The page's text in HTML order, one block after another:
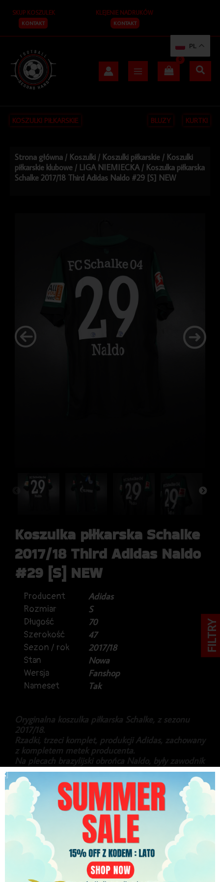
treści
SKUP KOSZULEK
KONTAKT
KLEJENIE NADRUKÓW
KONTAKT
KOSZULKI PIŁKARSKIE BLUZY KURTKI
Strona główna / Koszulki / Koszulki piłkarskie / Koszulki
piłkarskie klubowe / LIGA NIEMIECKA / Koszulka piłkarska
Schalke 2017/18 Third Adidas Naldo #29 [S] NEW
Koszulka piłkarska Schalke
2017/18 Third Adidas Naldo
#29 [S] NEW
Producent
Adidas
Rozmiar
S
Długość
70
Szerokość
47
Sezon / rok
2017/18
Stan
Nowa
Wersja
Fanshop
Nameset
Tak
Oryginalna koszulka piłkarska Schalke, z sezonu
2017/18.
Rzadki, trzeci komplet, produkcji Adidas, zachowany
z kompletem metek producenta.
Na plecach brazylijski obrońca Naldo, były zawodnik
m.in Werder Brema, czy Vfl Wolfsburg.
Stan idealny.
299.99 zł
Najniższa cena w ciągu ostatnich 30 dni: 299.99
PL
FILTRY